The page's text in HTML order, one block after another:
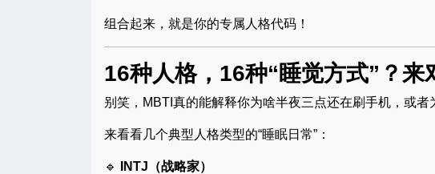
组合起来，就是你的专属人格代码！
16种人格，16种“睡觉方式”？来
别笑，MBTI真的能解释你为啥半夜三点还在刷手机，或者
来看看几个典型人格类型的“睡眠日常”：
🔹
INTJ（战略家）